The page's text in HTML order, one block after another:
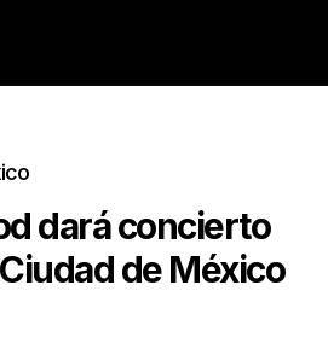
dará concierto
de México